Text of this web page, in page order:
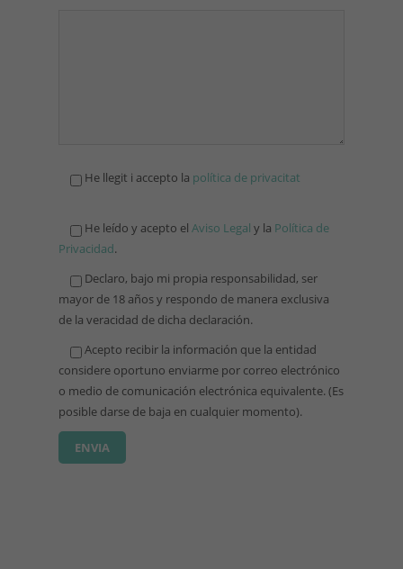
He llegit i accepto la política de privacitat
He leído y acepto el Aviso Legal y la Política de
Privacidad.
Declaro, bajo mi propia responsabilidad, ser
mayor de 18 años y respondo de manera exclusiva
de la veracidad de dicha declaración.
Acepto recibir la información que la entidad
considere oportuno enviarme por correo electrónico
o medio de comunicación electrónica equivalente. (Es
posible darse de baja en cualquier momento).